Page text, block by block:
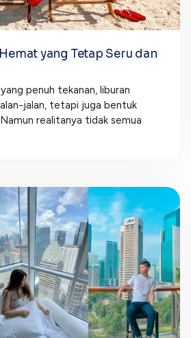
yang Tetap Seru dan
penuh tekanan, liburan
jalan, tetapi juga bentuk
realitanya tidak semua